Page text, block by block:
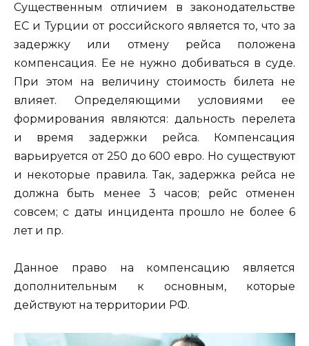
Существенным отличием в законодательстве
ЕС и Турции от российского является то, что за
задержку или отмену рейса положена
компенсация. Ее не нужно добиваться в суде.
При этом на величину стоимость билета не
влияет. Определяющими условиями ее
формирования являются: дальность перелета
и время задержки рейса. Компенсация
варьируется от 250 до 600 евро. Но существуют
и некоторые правила. Так, задержка рейса не
должна быть менее 3 часов; рейс отменен
совсем; с даты инцидента прошло не более 6
лет и пр.
Данное право на компенсацию является
дополнительным к основным, которые
действуют на территории РФ.